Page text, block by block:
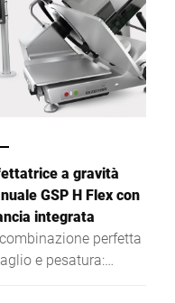
a gravità
GSP H Flex con
integrata
perfetta
e pesatura: